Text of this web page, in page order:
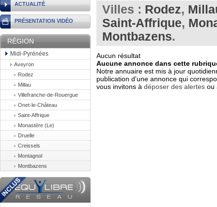
ACTUALITÉ
PRÉSENTATION VIDÉO
RÉGION
Midi-Pyrénées
Aveyron
Rodez
Millau
Villefranche-de-Rouergue
Onet-le-Château
Saint-Affrique
Monastère (Le)
Druelle
Creissels
Montagnol
Montbazens
Villes : Rodez,
Saint-Affrique,
Montbazens.
Aucun résultat
Aucune annonce dans cette
Notre annuaire est mis à jour
publication d'une annonce qui
vous invitons à déposer des alertes ou